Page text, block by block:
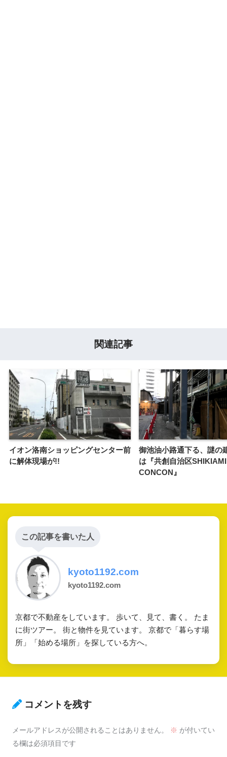
関連記事
イオン洛南ショッピングセンター前
に解体現場が!!
御池油小路通下る、謎の
は『共創自治区SHIKIAMI
CONCON』
この記事を書いた人
kyoto1192.com
kyoto1192.com
京都で不動産をしています。 歩いて、見て、書く。 たま
に街ツアー。 街と物件を見ています。 京都で「暮らす場
所」「始める場所」を探している方へ。
コメントを残す
メールアドレスが公開されることはありません。 ※ が付いてい
る欄は必須項目です